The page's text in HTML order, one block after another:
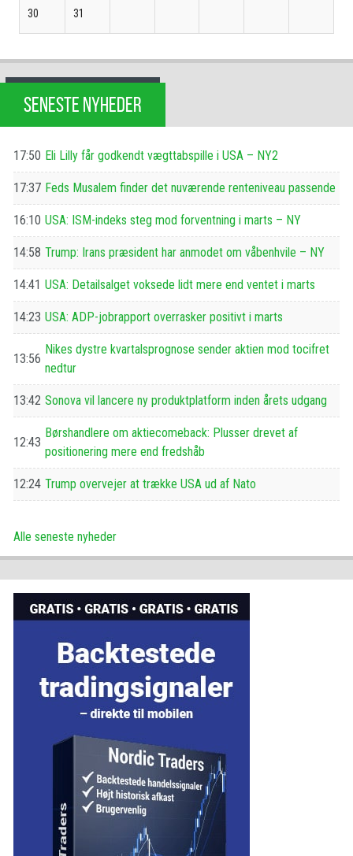
30 31
SENESTE NYHEDER
17:50 Eli Lilly får godkendt vægttabspille i USA – NY2
17:37 Feds Musalem finder det nuværende renteniveau passende
16:10 USA: ISM-indeks steg mod forventning i marts – NY
14:58 Trump: Irans præsident har anmodet om våbenhvile – NY
14:41 USA: Detailsalget voksede lidt mere end ventet i marts
14:23 USA: ADP-jobrapport overrasker positivt i marts
13:56
Nikes dystre kvartalsprognose sender aktien mod tocifret
nedtur
13:42 Sonova vil lancere ny produktplatform inden årets udgang
12:43
Børshandlere om aktiecomeback: Plusser drevet af
positionering mere end fredshåb
12:24 Trump overvejer at trække USA ud af Nato
Alle seneste nyheder